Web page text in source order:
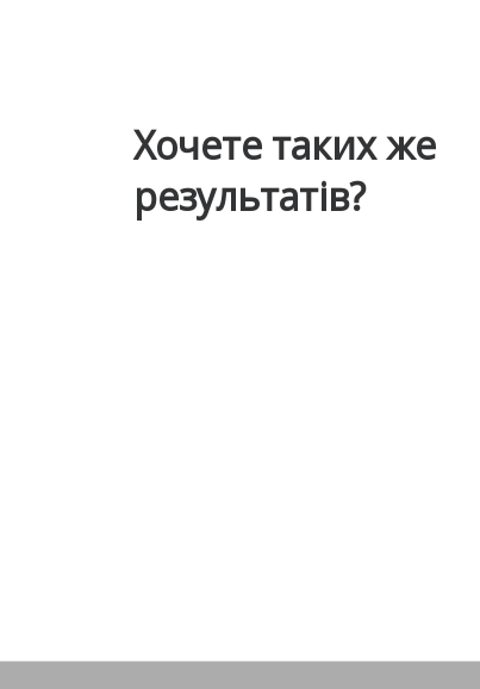
Хочете таких же
результатів?